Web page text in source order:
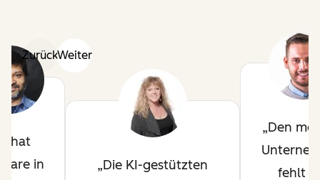
ZurückWeiter
hat
in
Die KI-gestützten
Den
fehlt